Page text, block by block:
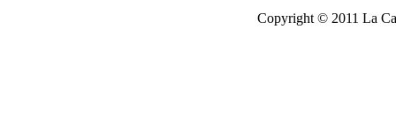
Copyright © 2011 La